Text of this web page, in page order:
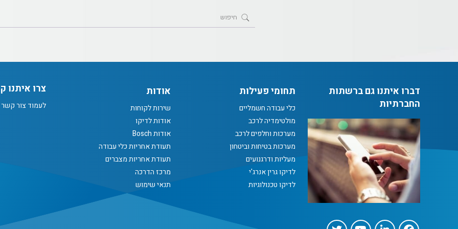
דברו איתנו גם ברשתות
החברתיות
תחומי פעילות
כלי עבודה חשמליים
מולטימדיה לרכב
מערכות וחלפים לרכב
מערכות בטיחות וביטחון
מעליות ודרגנועים
לדיקו גרין אנרג'י
לדיקו טכנולוגיות
אודות
שירות לקוחות
אודות לדיקו
אודות Bosch
תעודת אחריות כלי עבודה
תעודת אחריות מצברים
מרכז הדרכה
תנאי שימוש
צרו איתנו
לעמוד צור קשר